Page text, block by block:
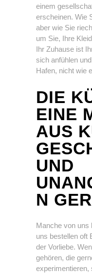
einem
erscheinen. Wie
aber wie Sie
um Sie, Ihre
Ihr Zuhause ist
sich anfühlen
Hafen, nicht wie
DIE
EINE
AUS
UND
N
Manche von uns
uns bestellen oft
der Vorliebe.
gehören, die
experimentieren,